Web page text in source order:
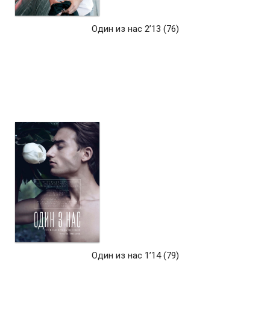
Один из нас 2’13 (76)
Один из нас 1’14 (79)